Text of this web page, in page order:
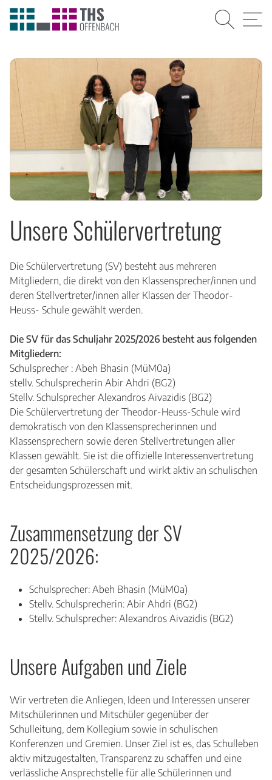
Unsere Schülervertretung
Die Schülervertretung (SV) besteht aus mehreren
Mitgliedern, die direkt von den Klassensprecher/innen und
deren Stellvertreter/innen aller Klassen der Theodor-
Heuss- Schule gewählt werden.
Die SV für das Schuljahr 2025/2026 besteht aus folgenden
Mitgliedern:
Schulsprecher : Abeh Bhasin (MüM0a)
stellv. Schulsprecherin Abir Ahdri (BG2)
Stellv. Schulsprecher Alexandros Aivazidis (BG2)
Die Schülervertretung der Theodor-Heuss-Schule wird
demokratisch von den Klassensprecherinnen und
Klassensprechern sowie deren Stellvertretungen aller
Klassen gewählt. Sie ist die offizielle Interessenvertretung
der gesamten Schülerschaft und wirkt aktiv an schulischen
Entscheidungsprozessen mit.
Zusammensetzung der SV
2025/2026:
Schulsprecher: Abeh Bhasin (MüM0a)
Stellv. Schulsprecherin: Abir Ahdri (BG2)
Stellv. Schulsprecher: Alexandros Aivazidis (BG2)
Unsere Aufgaben und Ziele
Wir vertreten die Anliegen, Ideen und Interessen unserer
Mitschülerinnen und Mitschüler gegenüber der
Schulleitung, dem Kollegium sowie in schulischen
Konferenzen und Gremien. Unser Ziel ist es, das Schulleben
aktiv mitzugestalten, Transparenz zu schaffen und eine
verlässliche Ansprechstelle für alle Schülerinnen und